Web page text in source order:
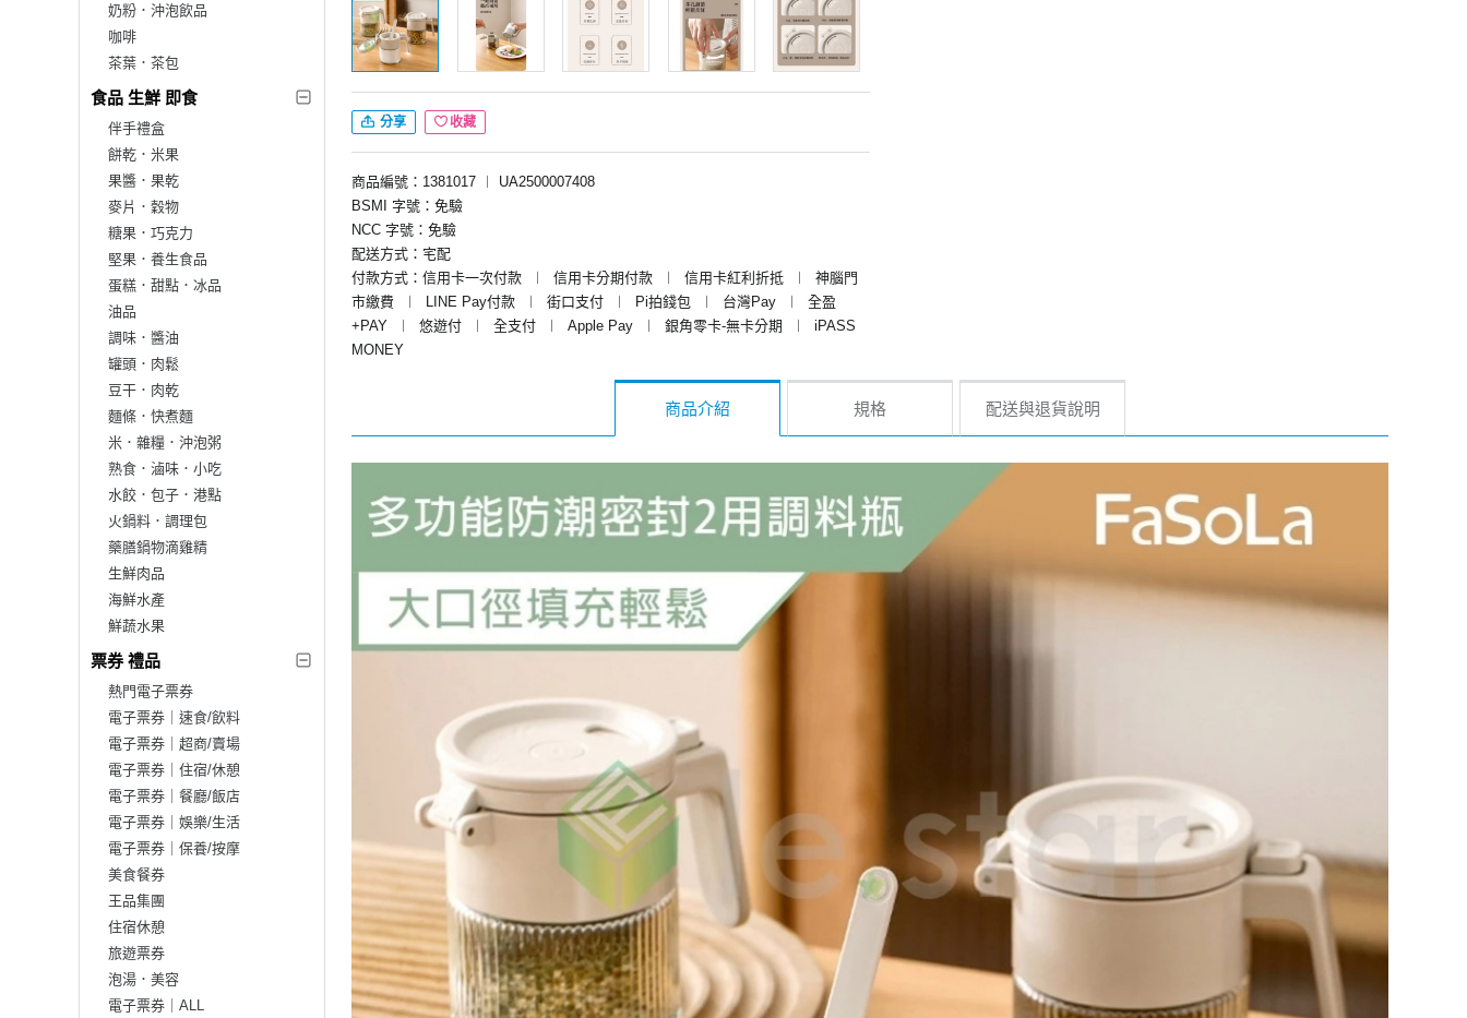
奶粉．沖泡飲品
咖啡
茶葉．茶包
食品 生鮮 即食
伴手禮盒
餅乾．米果
果醬．果乾
麥片．穀物
糖果．巧克力
堅果．養生食品
蛋糕．甜點．冰品
油品
調味．醬油
罐頭．肉鬆
豆干．肉乾
麵條．快煮麵
米．雜糧．沖泡粥
熟食．滷味．小吃
水餃．包子．港點
火鍋料．調理包
藥膳鍋物滴雞精
生鮮肉品
海鮮水產
鮮蔬水果
票券 禮品
熱門電子票券
電子票券｜速食/飲料
電子票券｜超商/賣場
電子票券｜住宿/休憩
電子票券｜餐廳/飯店
電子票券｜娛樂/生活
電子票券｜保養/按摩
美食餐券
王品集團
住宿休憩
旅遊票券
泡湯．美容
電子票券｜ALL
分享 收藏
商品編號：1381017 ︱
UA2500007408
BSMI 字號：免驗
NCC 字號：免驗
配送方式：宅配
付款方式：信用卡一次付款
︱ 信用卡分期付款 ︱ 信用卡紅利折抵 ︱
神腦門
市繳費
︱ LINE Pay付款 ︱ 街口支付 ︱ Pi拍錢包 ︱ 台灣Pay ︱
全盈
+PAY
︱ 悠遊付 ︱ 全支付 ︱ Apple Pay ︱ 銀角零卡-無卡分期 ︱
iPASS
MONEY
商品介紹 規格 配送與退貨說明